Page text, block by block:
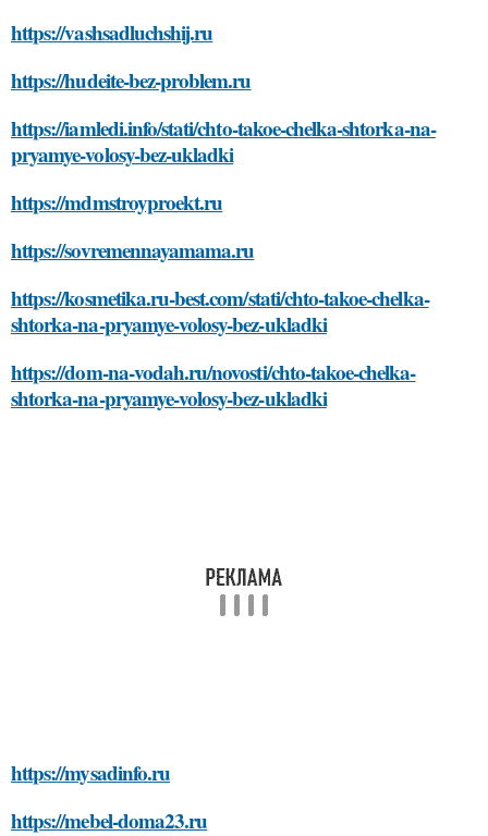
https://vashsadluchshij.ru
https://hudeite-bez-problem.ru
https://iamledi.info/stati/chto-takoe-chelka-shtorka-na-
pryamye-volosy-bez-ukladki
https://mdmstroyproekt.ru
https://sovremennayamama.ru
https://kosmetika.ru-best.com/stati/chto-takoe-chelka-
shtorka-na-pryamye-volosy-bez-ukladki
https://dom-na-vodah.ru/novosti/chto-takoe-chelka-
shtorka-na-pryamye-volosy-bez-ukladki
https://mysadinfo.ru
https://mebel-doma23.ru